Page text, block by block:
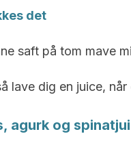
det
saft på tom mave
lave dig en juice,
agurk og